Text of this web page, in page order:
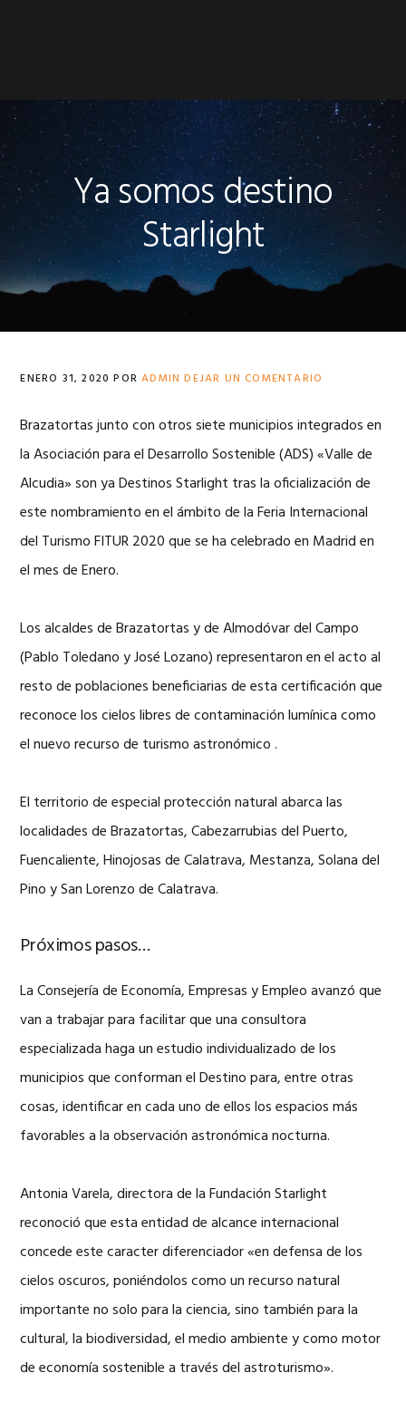
Ya somos destino
Starlight
ENERO 31, 2020 PORADMIN DEJAR UN COMENTARIO
Brazatortas junto con otros siete municipios integrados en
la Asociación para el Desarrollo Sostenible (ADS) «Valle de
Alcudia» son ya Destinos Starlight tras la oficialización de
este nombramiento en el ámbito de la Feria Internacional
del Turismo FITUR 2020 que se ha celebrado en Madrid en
el mes de Enero.
Los alcaldes de Brazatortas y de Almodóvar del Campo
(Pablo Toledano y José Lozano) representaron en el acto al
resto de poblaciones beneficiarias de esta certificación que
reconoce los cielos libres de contaminación lumínica como
el nuevo recurso de turismo astronómico .
El territorio de especial protección natural abarca las
localidades de Brazatortas, Cabezarrubias del Puerto,
Fuencaliente, Hinojosas de Calatrava, Mestanza, Solana del
Pino y San Lorenzo de Calatrava.
Próximos pasos…
La Consejería de Economía, Empresas y Empleo avanzó que
van a trabajar para facilitar que una consultora
especializada haga un estudio individualizado de los
municipios que conforman el Destino para, entre otras
cosas, identificar en cada uno de ellos los espacios más
favorables a la observación astronómica nocturna.
Antonia Varela, directora de la Fundación Starlight
reconoció que esta entidad de alcance internacional
concede este caracter diferenciador «en defensa de los
cielos oscuros, poniéndolos como un recurso natural
importante no solo para la ciencia, sino también para la
cultural, la biodiversidad, el medio ambiente y como motor
de economía sostenible a través del astroturismo».